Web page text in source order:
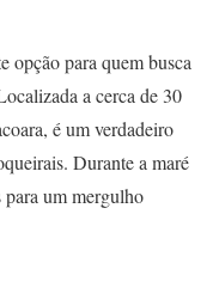
opção para quem busca
a cerca de 30
é um verdadeiro
Durante a maré
para um mergulho